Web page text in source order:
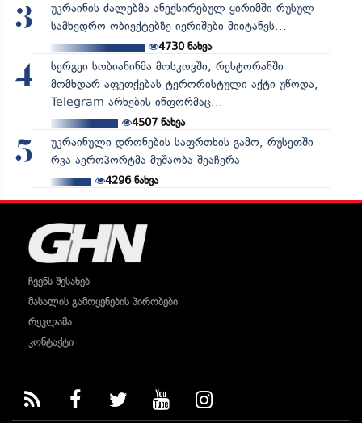
3
უკრაინის ძალებმა ანექსირებულ ყირიმში რუსულ
სამხედრო ობიექტებზე იერიშები მიიტანეს...
4730ნახვა
4
სერგეი სობიანინმა მოსკოვში, რესტორანში
მომხდარ აფეთქებას ტერორისტული აქტი უწოდა,
Telegram-არხების ინფორმაც...
4507ნახვა
5
უკრაინული დრონების საფრთხის გამო, რუსეთში
რვა აეროპორტმა მუშაობა შეაჩერა
4296ნახვა
ჩვენს შესახებ
მასალის გამოყენების პირობები
რეკლამა
კონტაქტი